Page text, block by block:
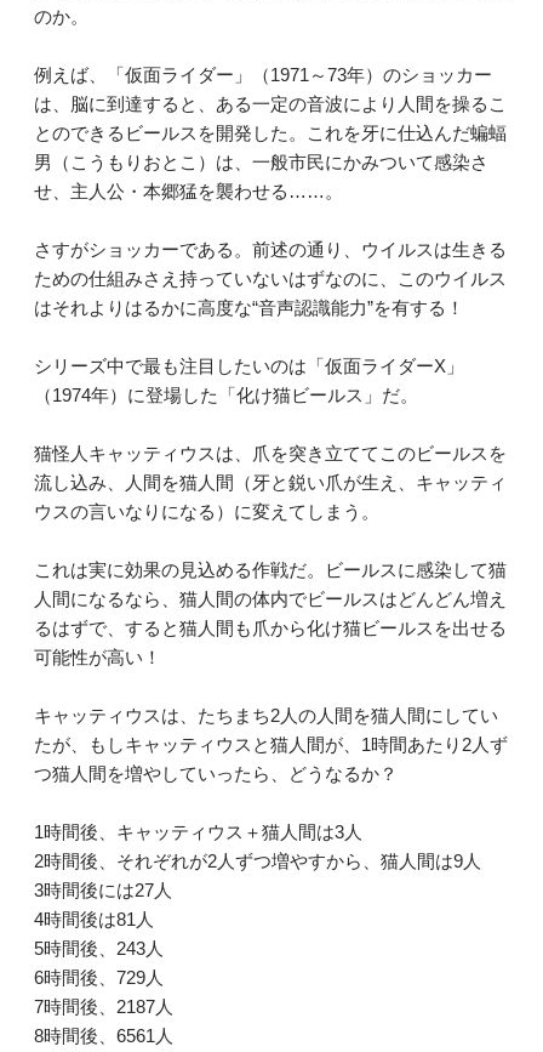
のか。
例えば、「仮面ライダー」（1971～73年）のショッカー
は、脳に到達すると、ある一定の音波により人間を操るこ
とのできるビールスを開発した。これを牙に仕込んだ蝙蝠
男（こうもりおとこ）は、一般市民にかみついて感染さ
せ、主人公・本郷猛を襲わせる……。
さすがショッカーである。前述の通り、ウイルスは生きる
ための仕組みさえ持っていないはずなのに、このウイルス
はそれよりはるかに高度な“音声認識能力”を有する！
シリーズ中で最も注目したいのは「仮面ライダーX」
（1974年）に登場した「化け猫ビールス」だ。
猫怪人キャッティウスは、爪を突き立ててこのビールスを
流し込み、人間を猫人間（牙と鋭い爪が生え、キャッティ
ウスの言いなりになる）に変えてしまう。
これは実に効果の見込める作戦だ。ビールスに感染して猫
人間になるなら、猫人間の体内でビールスはどんどん増え
るはずで、すると猫人間も爪から化け猫ビールスを出せる
可能性が高い！
キャッティウスは、たちまち2人の人間を猫人間にしてい
たが、もしキャッティウスと猫人間が、1時間あたり2人ず
つ猫人間を増やしていったら、どうなるか？
1時間後、キャッティウス＋猫人間は3人
2時間後、それぞれが2人ずつ増やすから、猫人間は9人
3時間後には27人
4時間後は81人
5時間後、243人
6時間後、729人
7時間後、2187人
8時間後、6561人